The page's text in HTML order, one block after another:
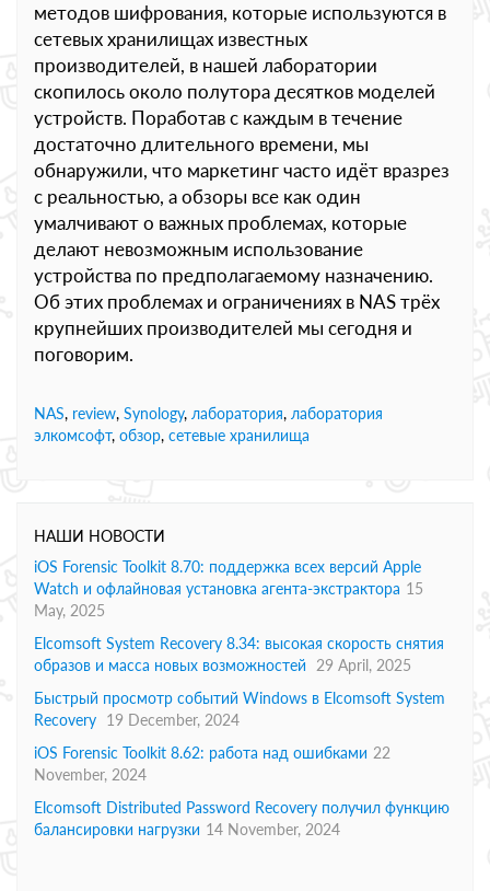
методов шифрования, которые используются в
сетевых хранилищах известных
производителей, в нашей лаборатории
скопилось около полутора десятков моделей
устройств. Поработав с каждым в течение
достаточно длительного времени, мы
обнаружили, что маркетинг часто идёт вразрез
с реальностью, а обзоры все как один
умалчивают о важных проблемах, которые
делают невозможным использование
устройства по предполагаемому назначению.
Об этих проблемах и ограничениях в NAS трёх
крупнейших производителей мы сегодня и
поговорим.
NAS, review, Synology, лаборатория, лаборатория
элкомсофт, обзор, сетевые хранилища
НАШИ НОВОСТИ
iOS Forensic Toolkit 8.70: поддержка всех версий Apple
Watch и офлайновая установка агента-экстрактора 15
May, 2025
Elcomsoft System Recovery 8.34: высокая скорость снятия
образов и масса новых возможностей
29 April, 2025
Быстрый просмотр событий Windows в Elcomsoft System
Recovery 19 December, 2024
iOS Forensic Toolkit 8.62: работа над ошибками 22
November, 2024
Elcomsoft Distributed Password Recovery получил функцию
балансировки нагрузки 14 November, 2024